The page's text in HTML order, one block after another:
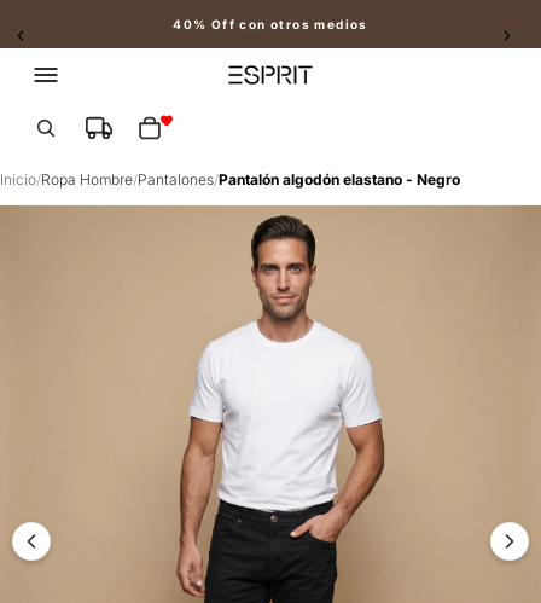
40% Off con otros medios
Slide 2 of 2
Inicio/Ropa Hombre/Pantalones/Pantalón algodón elastano - Negro